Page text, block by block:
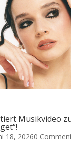
Musikvideo
18, 20260